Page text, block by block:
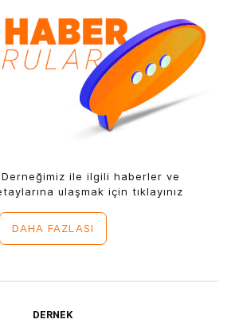
Derneğimiz ile ilgili haberler ve
ulaşmak için tıklayınız
DAHA FAZLASI
DERNEK